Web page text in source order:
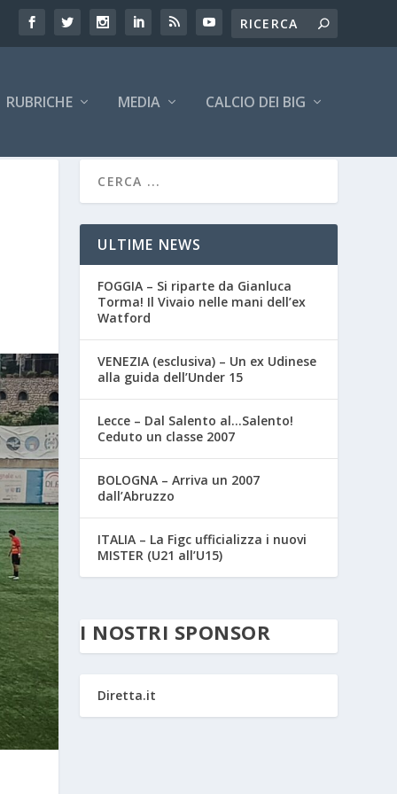
RUBRICHE MEDIA CALCIO DEI BIG
ULTIME NEWS
FOGGIA – Si riparte da Gianluca
Torma! Il Vivaio nelle mani dell’ex
Watford
VENEZIA (esclusiva) – Un ex Udinese
alla guida dell’Under 15
Lecce – Dal Salento al…Salento!
Ceduto un classe 2007
BOLOGNA – Arriva un 2007
dall’Abruzzo
ITALIA – La Figc ufficializza i nuovi
MISTER (U21 all’U15)
I NOSTRI SPONSOR
Diretta.it